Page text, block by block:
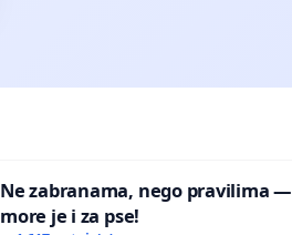
Ne zabranama, nego pravilima —
more je i za pse!